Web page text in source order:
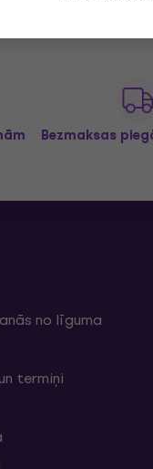
Bezmaksas
no līguma
termiņi